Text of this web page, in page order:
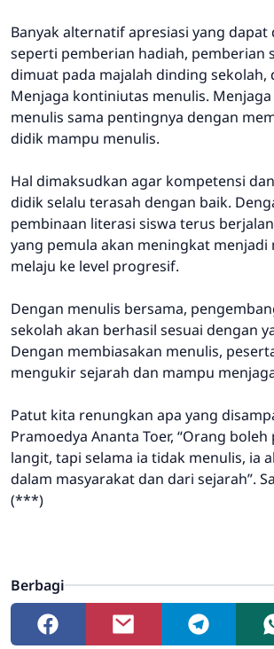
Banyak alternatif apresiasi yang dapat
seperti pemberian hadiah, pemberian
dimuat pada majalah dinding sekolah,
Menjaga kontiniutas menulis.
menulis sama pentingnya dengan
didik mampu menulis.
Hal dimaksudkan agar kompetensi
didik selalu terasah dengan baik.
pembinaan literasi siswa terus
yang pemula akan meningkat menjadi
melaju ke level progresif.
Dengan menulis bersama,
sekolah akan berhasil sesuai dengan
Dengan membiasakan menulis,
mengukir sejarah dan mampu
Patut kita renungkan apa yang
Pramoedya Ananta Toer, “Orang boleh
langit, tapi selama ia tidak menulis, ia
dalam masyarakat dan dari sejarah”.
(***)
Berbagi